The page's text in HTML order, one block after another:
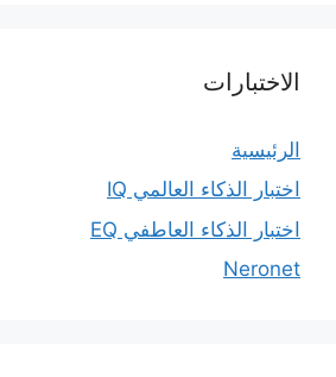
الاختبارات
الرئيسية
اختبار الذكاء العالمي IQ
اختبار الذكاء العاطفي EQ
Neronet